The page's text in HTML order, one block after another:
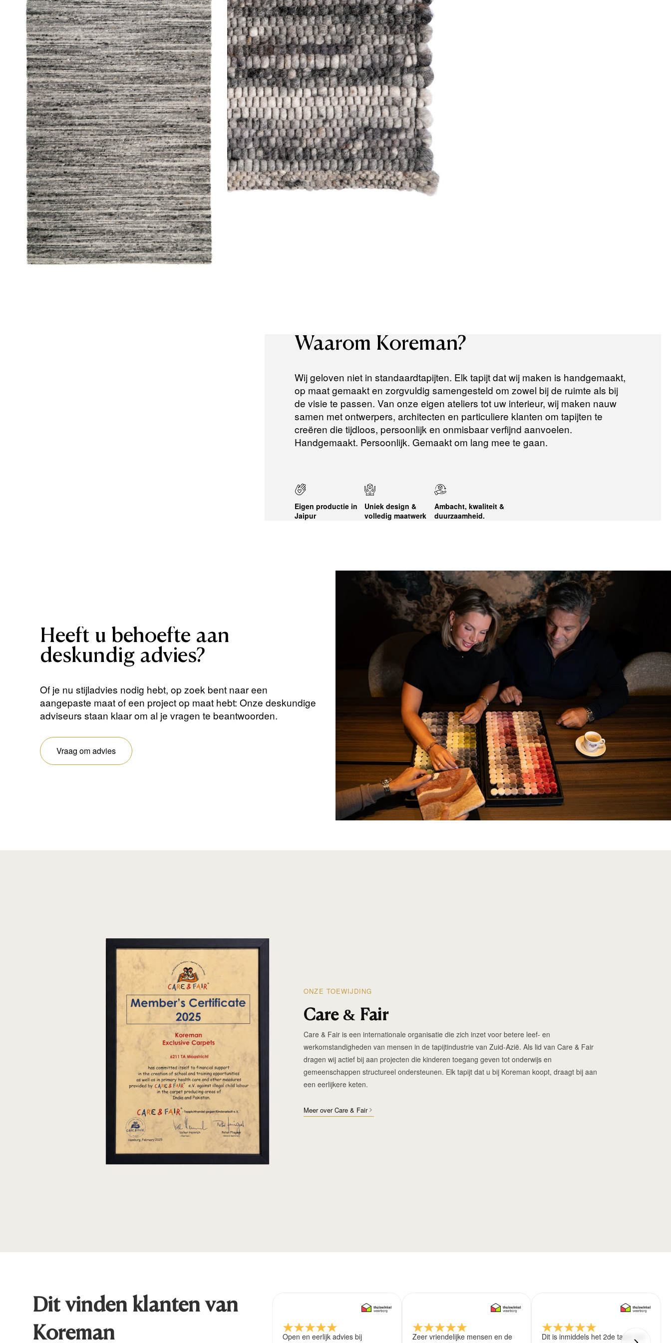
Het artikel wordt gratis bij u thuis geleverd. Wij streven ernaar uw
bestelling binnen
Retourneren:
Het artikel wordt gratis bij u thuis geleverd. Mocht het niet passen en
u besluit het te retourneren, dan storten wij het aankoopbedrag zo
snel mogelijk terug, maar uiterlijk
Voor meer informatie kunt u terecht op:
Waarom Koreman?
Wij geloven niet in standaardtapijten. Elk tapijt dat wij maken is handgemaakt,
op maat gemaakt en zorgvuldig samengesteld om zowel bij de ruimte als bij
de visie te passen. Van onze eigen ateliers tot uw interieur, wij maken nauw
samen met ontwerpers, architecten en particuliere klanten om tapijten te
creëren die tijdloos, persoonlijk en onmisbaar verfijnd aanvoelen.
Handgemaakt. Persoonlijk. Gemaakt om lang mee te gaan.
Eigen productie in
Jaipur
Uniek design &
volledig maatwerk
Ambacht, kwaliteit &
duurzaamheid.
Heeft u behoefte aan
deskundig advies?
Of je nu stijladvies nodig hebt, op zoek bent naar een
aangepaste maat of een project op maat hebt: Onze deskundige
adviseurs staan ​​klaar om al je vragen te beantwoorden.
Vraag om advies
ONZE TOEWIJDING
Care & Fair
Care & Fair is een internationale organisatie die zich inzet voor betere leef- en
werkomstandigheden van mensen in de tapijtindustrie van Zuid-Azië. Als lid van Care & Fair
dragen wij actief bij aan projecten die kinderen toegang geven tot onderwijs en
gemeenschappen structureel ondersteunen. Elk tapijt dat u bij Koreman koopt, draagt bij aan
een eerlijkere keten.
Meer over Care & Fair
Dit vinden klanten van
Koreman
Open en eerlijk advies bij
Zeer vriendelijke mensen en de
Dit is inmiddels het 2de tapijt wat